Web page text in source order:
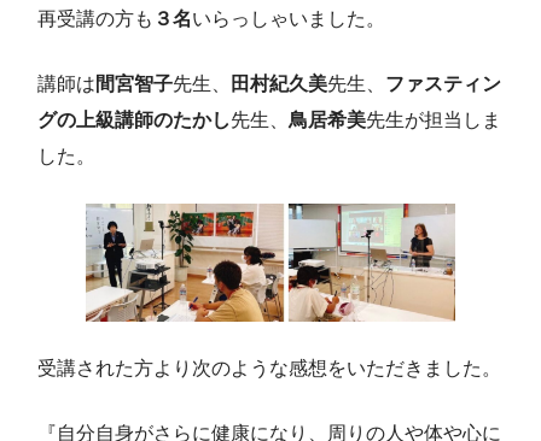
再受講の方も ３名いらっしゃいました。
講師は間宮智子先生、 田村紀久美先生、 ファスティン
グの上級講師のたかし先生、 鳥居希美先生が担当しま
した。
受講された方より次のような感想をいただきました。
『自分自身がさらに健康になり、周りの人や体や心に